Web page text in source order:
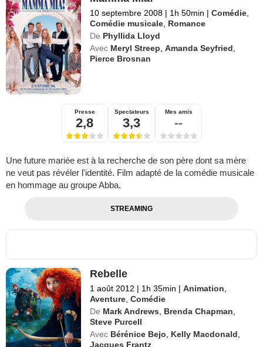
10 septembre 2008 | 1h 50min | Comédie
Comédie musicale Romance
De Phyllida Lloyd
Avec Meryl Streep ,Amanda Seyfried
Pierce Brosnan
Presse
2,8
Spectateurs
3,3
Mes amis
--
Une future mariée est à la recherche de son père dont sa mère
ne veut pas révéler l'identité. Film adapté de la comédie musicale
en hommage au groupe Abba.
STREAMING
Rebelle
1 août 2012 | 1h 35min | Animation
Aventure ,Comédie
De Mark Andrews Brenda Chapman
Steve Purcell
Avec Bérénice Bejo Kelly Macdonald
Jacques Frantz